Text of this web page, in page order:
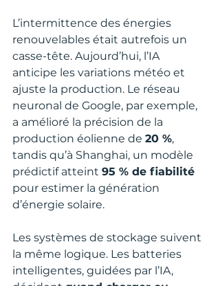
L’intermittence des énergies
renouvelables était autrefois un
casse-tête. Aujourd’hui, l’IA
anticipe les variations météo et
ajuste la production. Le réseau
neuronal de Google, par exemple,
a amélioré la précision de la
production éolienne de 20 %,
tandis qu’à Shanghai, un modèle
prédictif atteint 95 % de fiabilité
pour estimer la génération
d’énergie solaire.
Les systèmes de stockage suivent
la même logique. Les batteries
intelligentes, guidées par l’IA,